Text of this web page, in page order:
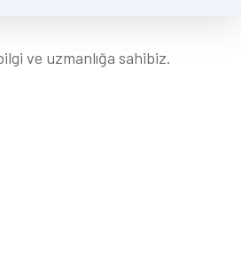
ve uzmanlığa sahibiz.